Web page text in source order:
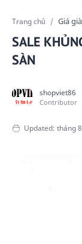
Trang chủ Giá
SALE
SÀN